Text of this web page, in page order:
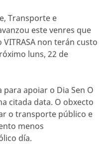
Transporte e
este venres que
VITRASA non terán custo
luns, 22 de
apoiar o Dia Sen O
citada data. O obxecto
o transporte público e
menos
día.